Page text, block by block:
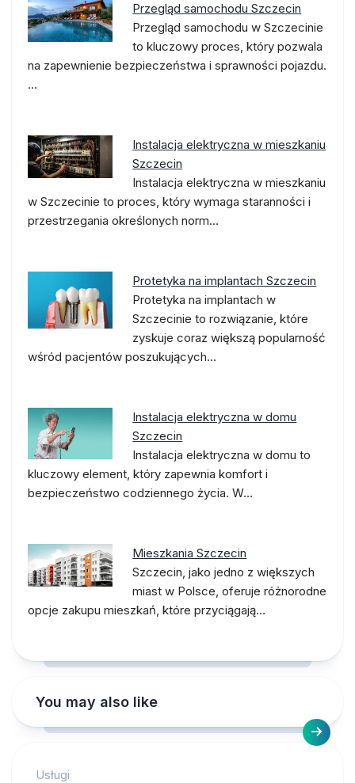
Przegląd samochodu Szczecin
Przegląd samochodu w Szczecinie
to kluczowy proces, który pozwala
na zapewnienie bezpieczeństwa i sprawności pojazdu.
…
Instalacja elektryczna w mieszkaniu
Szczecin
Instalacja elektryczna w mieszkaniu
w Szczecinie to proces, który wymaga staranności i
przestrzegania określonych norm…
Protetyka na implantach Szczecin
Protetyka na implantach w
Szczecinie to rozwiązanie, które
zyskuje coraz większą popularność
wśród pacjentów poszukujących…
Instalacja elektryczna w domu
Szczecin
Instalacja elektryczna w domu to
kluczowy element, który zapewnia komfort i
bezpieczeństwo codziennego życia. W…
Mieszkania Szczecin
Szczecin, jako jedno z większych
miast w Polsce, oferuje różnorodne
opcje zakupu mieszkań, które przyciągają…
You may also like
Usługi